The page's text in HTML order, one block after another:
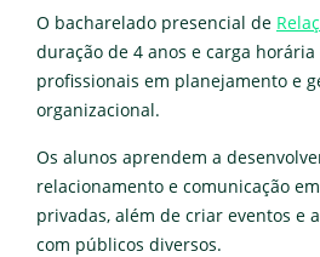
O bacharelado presencial de
duração de 4 anos e carga
profissionais em planejamento e
organizacional.
Os alunos aprendem a
relacionamento e comunicação
privadas, além de criar eventos e
com públicos diversos.